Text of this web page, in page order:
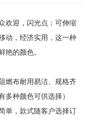
欢迎，闪光点：可伸缩
动，经济实用，这一种
艳的颜色。
燃布耐用易洁、规格齐
多种颜色可供选择）
单，款式随客户选择订